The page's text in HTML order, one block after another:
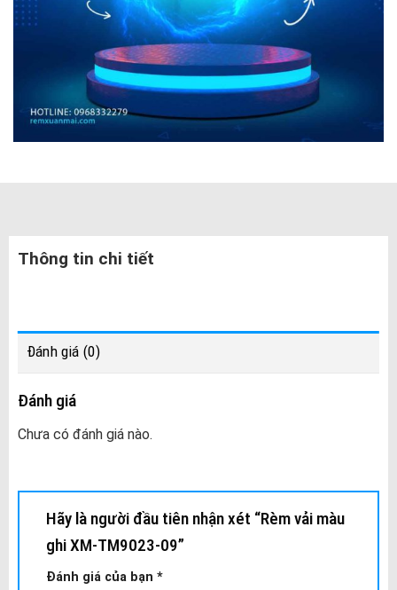
Thông tin chi tiết
Đánh giá (0)
Đánh giá
Chưa có đánh giá nào.
Hãy là người đầu tiên nhận xét “Rèm vải màu
ghi XM-TM9023-09”
Đánh giá của bạn *